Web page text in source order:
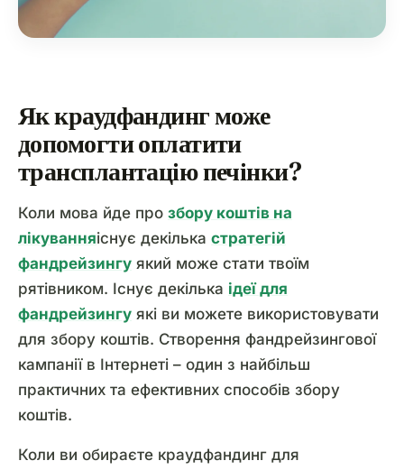
Як краудфандинг може
допомогти оплатити
трансплантацію печінки?
Коли мова йде про збору коштів на
лікуванняіснує декілька стратегій
фандрейзингу який може стати твоїм
рятівником. Існує декілька ідеї для
фандрейзингу які ви можете використовувати
для збору коштів. Створення фандрейзингової
кампанії в Інтернеті – один з найбільш
практичних та ефективних способів збору
коштів.
Коли ви обираєте краудфандинг для